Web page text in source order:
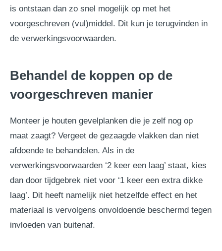
is ontstaan dan zo snel mogelijk op met het
voorgeschreven (vul)middel. Dit kun je terugvinden in
de verwerkingsvoorwaarden.
Behandel de koppen op de
voorgeschreven manier
Monteer je houten gevelplanken die je zelf nog op
maat zaagt? Vergeet de gezaagde vlakken dan niet
afdoende te behandelen. Als in de
verwerkingsvoorwaarden ‘2 keer een laag’ staat, kies
dan door tijdgebrek niet voor ‘1 keer een extra dikke
laag’. Dit heeft namelijk niet hetzelfde effect en het
materiaal is vervolgens onvoldoende beschermd tegen
invloeden van buitenaf.